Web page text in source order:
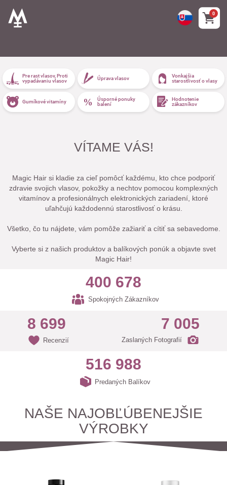
0
Pre rast vlasov, Proti
vypadávaniu vlasov
Úprava vlasov
Vonkajšia
starostlivosť o vlasy
Gumíkové vitamíny
Úsporné ponuky
balení
Hodnotenie
zákazníkov
VÍTAME VÁS!
Magic Hair si kladie za cieľ pomôcť každému, kto chce podporiť
zdravie svojich vlasov, pokožky a nechtov pomocou komplexných
vitamínov a profesionálnych elektronických zariadení, ktoré
uľahčujú každodennú starostlivosť o krásu.
Všetko, čo tu nájdete, vám pomôže zažiariť a cítiť sa sebavedome.
Vyberte si z našich produktov a balíkových ponúk a objavte svet
Magic Hair!
400 678
Spokojných Zákazníkov
8 699
Recenzií
7 005
Zaslaných Fotografií
516 988
Predaných Balíkov
NAŠE NAJOBĽÚBENEJŠIE
VÝROBKY